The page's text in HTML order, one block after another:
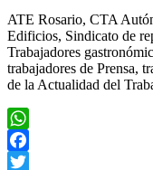
ATE Rosario, CTA
Edificios, Sindicato de
Trabajadores
trabajadores de Prensa,
de la Actualidad del
WhatsApp
Facebook